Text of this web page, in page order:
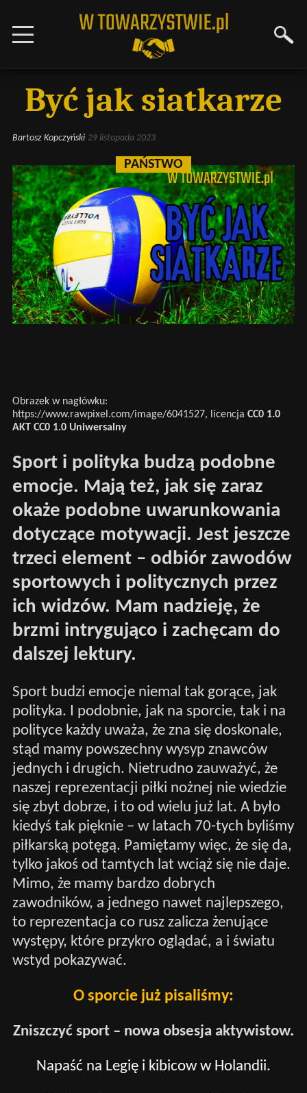
Być jak siatkarze
Bartosz Kopczyński 29 listopada 2023
PAŃSTWO
Obrazek w nagłówku:
https://www.rawpixel.com/image/6041527, licencja CC0 1.0
AKT CC0 1.0 Uniwersalny
Sport i polityka budzą podobne
emocje. Mają też, jak się zaraz
okaże podobne uwarunkowania
dotyczące motywacji. Jest jeszcze
trzeci element – odbiór zawodów
sportowych i politycznych przez
ich widzów. Mam nadzieję, że
brzmi intrygująco i zachęcam do
dalszej lektury.
Sport budzi emocje niemal tak gorące, jak
polityka. I podobnie, jak na sporcie, tak i na
polityce każdy uważa, że zna się doskonale,
stąd mamy powszechny wysyp znawców
jednych i drugich. Nietrudno zauważyć, że
naszej reprezentacji piłki nożnej nie wiedzie
się zbyt dobrze, i to od wielu już lat. A było
kiedyś tak pięknie – w latach 70-tych byliśmy
piłkarską potęgą. Pamiętamy więc, że się da,
tylko jakoś od tamtych lat wciąż się nie daje.
Mimo, że mamy bardzo dobrych
zawodników, a jednego nawet najlepszego,
to reprezentacja co rusz zalicza żenujące
występy, które przykro oglądać, a i światu
wstyd pokazywać.
O sporcie już pisaliśmy:
Zniszczyć sport – nowa obsesja aktywistow.
Napaść na Legię i kibicow w Holandii.